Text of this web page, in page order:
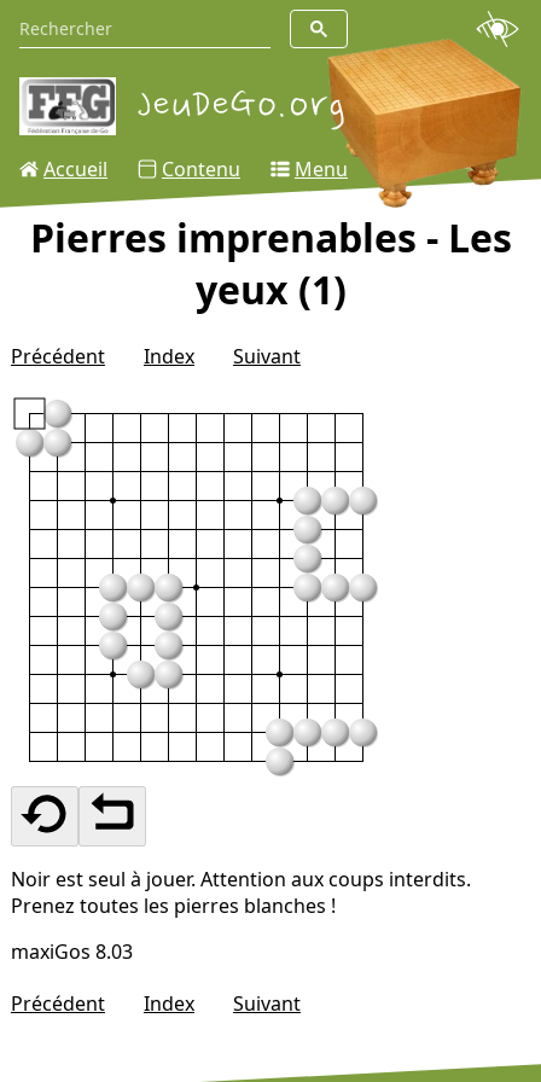
Accueil Contenu Menu
Pierres imprenables - Les
yeux (1)
Précédent Index Suivant
Noir est seul à jouer. Attention aux coups interdits.
Prenez toutes les pierres blanches !
maxiGos 8.03
Précédent
Index Suivant